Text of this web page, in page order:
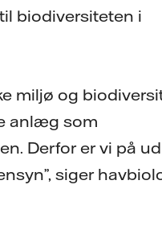
biodiversiteten i
miljø og
anlæg som
Derfor er vi på
siger